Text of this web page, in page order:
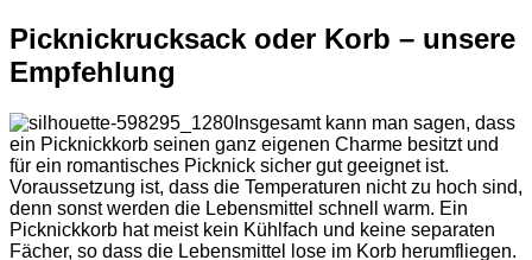
Picknickrucksack oder Korb – unsere
Empfehlung
Insgesamt kann man sagen, dass
ein Picknickkorb seinen ganz eigenen Charme besitzt und
für ein romantisches Picknick sicher gut geeignet ist.
Voraussetzung ist, dass die Temperaturen nicht zu hoch sind,
denn sonst werden die Lebensmittel schnell warm. Ein
Picknickkorb hat meist kein Kühlfach und keine separaten
Fächer, so dass die Lebensmittel lose im Korb herumfliegen.